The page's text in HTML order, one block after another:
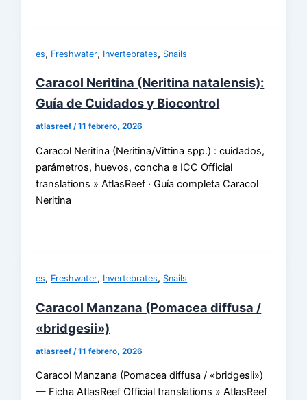
es, Freshwater, Invertebrates, Snails
Caracol Neritina (Neritina natalensis):
Guía de Cuidados y Biocontrol
atlasreef/11 febrero, 2026
Caracol Neritina (Neritina/Vittina spp.) : cuidados,
parámetros, huevos, concha e ICC Official
translations » AtlasReef · Guía completa Caracol
Neritina
es, Freshwater, Invertebrates, Snails
Caracol Manzana (Pomacea diffusa /
«bridgesii»)
atlasreef /11 febrero, 2026
Caracol Manzana (Pomacea diffusa / «bridgesii»)
— Ficha AtlasReef Official translations » AtlasReef